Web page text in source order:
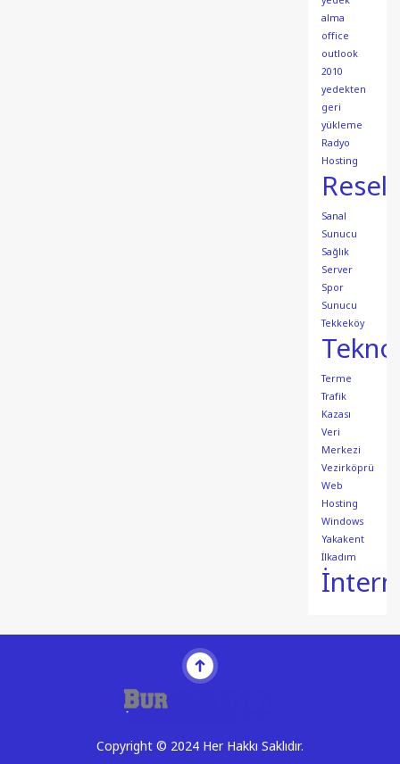
alma
office
outlook
2010
yedekten
geri
yükleme
Radyo
Hosting
Sanal
Sunucu
Sağlık
Server
Spor
Sunucu
Tekkeköy
Terme
Trafik
Kazası
Veri
Merkezi
Vezirköprü
Web
Hosting
Windows
Yakakent
İlkadım
Copyright © 2024 Her Hakkı Saklıdır.